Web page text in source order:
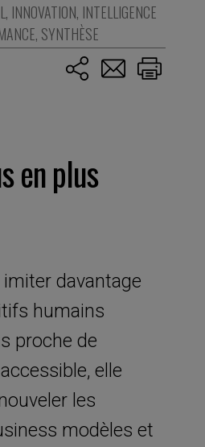
, INNOVATION, INTELLIGENCE
, SYNTHÈSE
en plus
imiter davantage
humains
proche de
elle
les
modèles et